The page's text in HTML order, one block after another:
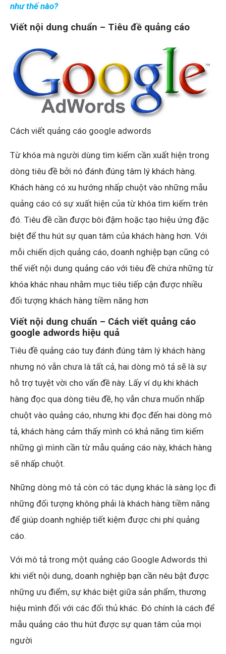
như thế nào?
Viết nội dung chuẩn – Tiêu đề quảng cáo
Cách viết quảng cáo google adwords
Từ khóa mà người dùng tìm kiếm cần xuất hiện trong
dòng tiêu đề bởi nó đánh đúng tâm lý khách hàng.
Khách hàng có xu hướng nhấp chuột vào những mẫu
quảng cáo có sự xuất hiện của từ khóa tìm kiếm trên
đó. Tiêu đề cần được bôi đậm hoặc tạo hiệu ứng đặc
biệt để thu hút sự quan tâm của khách hàng hơn. Với
mỗi chiến dịch quảng cáo, doanh nghiệp bạn cũng có
thể viết nội dung quảng cáo với tiêu đề chứa những từ
khóa khác nhau nhằm mục tiêu tiếp cận được nhiều
đối tượng khách hàng tiềm năng hơn
Viết nội dung chuẩn – Cách viết quảng cáo
google adwords hiệu quả
Tiêu đề quảng cáo tuy đánh đúng tâm lý khách hàng
nhưng nó vẫn chưa là tất cả, hai dòng mô tả sẽ là sự
hỗ trợ tuyệt vời cho vấn đề này. Lấy ví dụ khi khách
hàng đọc qua dòng tiêu đề, họ vẫn chưa muốn nhấp
chuột vào quảng cáo, nhưng khi đọc đến hai dòng mô
tả, khách hàng cảm thấy mình có khả năng tìm kiếm
những gì mình cần từ mẫu quảng cáo này, khách hàng
sẽ nhấp chuột.
Những dòng mô tả còn có tác dụng khác là sàng lọc đi
những đối tượng không phải là khách hàng tiềm năng
để giúp doanh nghiệp tiết kiệm được chi phí quảng
cáo.
Với mô tả trong một quảng cáo Google Adwords thì
khi viết nội dung, doanh nghiệp bạn cần nêu bật được
những ưu điểm, sự khác biệt giữa sản phẩm, thương
hiệu mình đối với các đối thủ khác. Đó chính là cách để
mẫu quảng cáo thu hút được sự quan tâm của mọi
người